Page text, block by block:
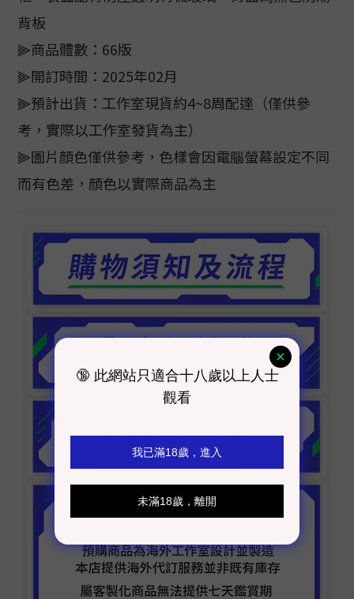
背板
⫸商品體數：66版
⫸開訂時間：2025年02月
⫸預計出貨：工作室現貨約4~8周配達（僅供參
考，實際以工作室發貨為主）
⫸圖片顏色僅供參考，色樣會因電腦螢幕設定不同
而有色差，顏色以實際商品為主